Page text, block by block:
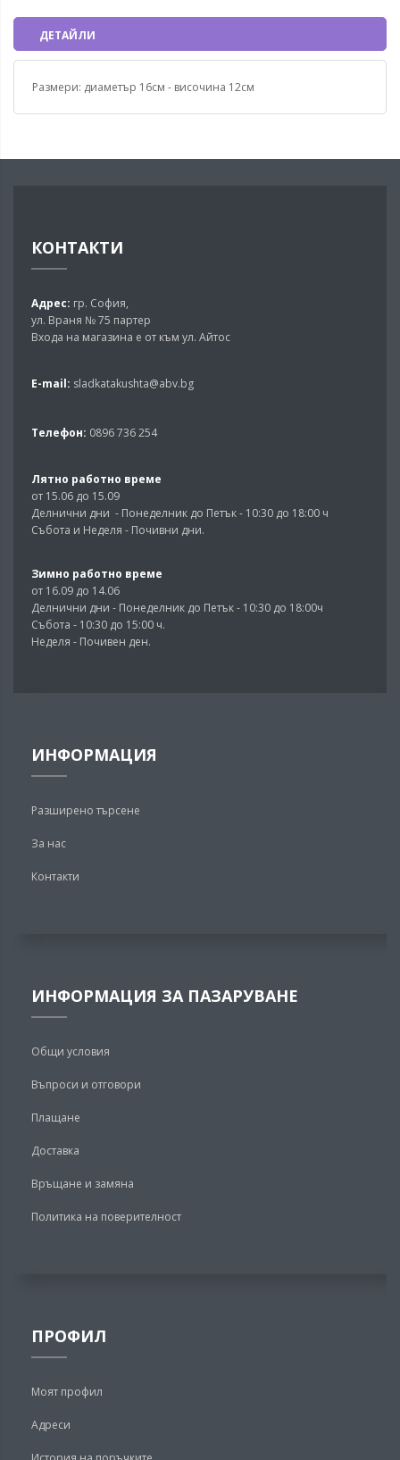
ДЕТАЙЛИ
Размери: диаметър 16см - височина 12см
КОНТАКТИ
Адрес: гр. София,
ул. Враня № 75 партер
Входа на магазина е от към ул. Айтос
E-mail: sladkatakushta@abv.bg
Телефон: 0896 736 254
Лятно работно време
от 15.06 до 15.09
Делнични дни - Понеделник до Петък - 10:30 до 18:00 ч
Събота и Неделя - Почивни дни.
Зимно работно време
от 16.09 до 14.06
Делнични дни - Понеделник до Петък - 10:30 до 18:00ч
Събота - 10:30 до 15:00 ч.
Неделя - Почивен ден.
ИНФОРМАЦИЯ
Разширено търсене
За нас
Контакти
ИНФОРМАЦИЯ ЗА ПАЗАРУВАНЕ
Общи условия
Въпроси и отговори
Плащане
Доставка
Връщане и замяна
Политика на поверителност
ПРОФИЛ
Моят профил
Адреси